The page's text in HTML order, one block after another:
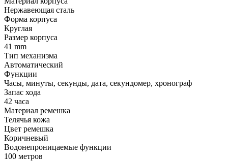
Нержавеющая сталь
Форма корпуса
Круглая
Размер корпуса
41 mm
Тип механизма
Автоматический
Функции
Часы, минуты, секунды, дата, секундомер, хронограф
Запас хода
42 часа
Материал ремешка
Телячья кожа
Цвет ремешка
Коричневый
Водонепроницаемые функции
100 метров